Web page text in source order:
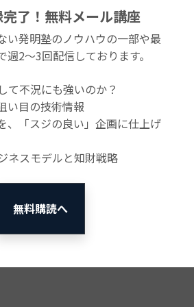
了！無料メール講座
い発明塾のノウハウの一部や最
2〜3回配信しております。
て不況にも強いのか？
い目の技術情報
、「スジの良い」企画に仕上げ
ネスモデルと知財戦略
無料購読へ